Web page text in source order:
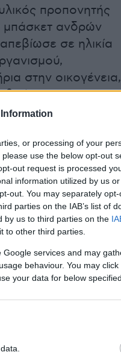
or processing of your
use the below opt-out
out request is processed
information utilized by us
out. You may separately
parties on the IAB’s list of
by us to third parties on the
to other third parties.
services and may
behaviour. You may
your data for below
προπονητής
μπάσκετ ανδρών
σε ηλικία
στην οικογένεια,
του